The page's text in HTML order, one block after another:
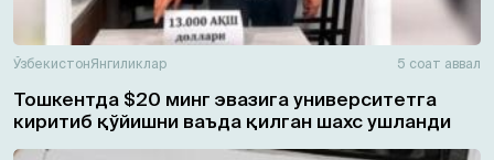
ЎзбекистонЯнгиликлар 5 соат аввал
Тошкентда $20 минг эвазига университетга
киритиб қўйишни ваъда қилган шахс ушланди